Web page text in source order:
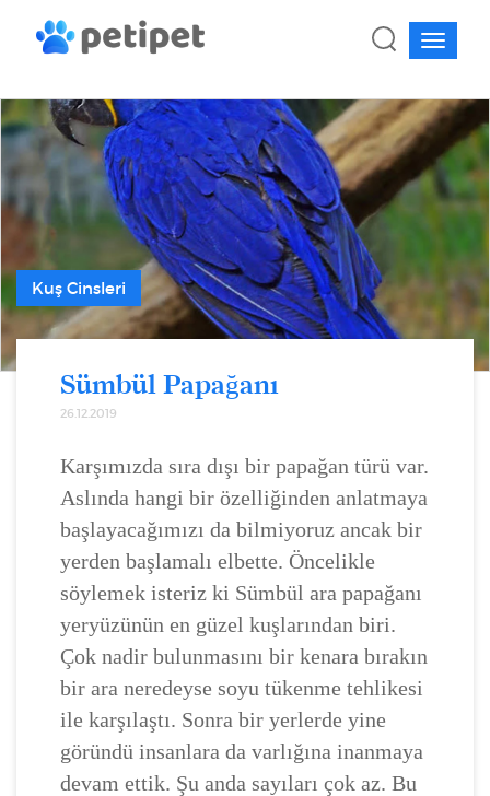
Kuş Cinsleri
Sümbül Papağanı
26.12.2019
Karşımızda sıra dışı bir papağan türü var.
Aslında hangi bir özelliğinden anlatmaya
başlayacağımızı da bilmiyoruz ancak bir
yerden başlamalı elbette. Öncelikle
söylemek isteriz ki Sümbül ara papağanı
yeryüzünün en güzel kuşlarından biri.
Çok nadir bulunmasını bir kenara bırakın
bir ara neredeyse soyu tükenme tehlikesi
ile karşılaştı. Sonra bir yerlerde yine
göründü insanlara da varlığına inanmaya
devam ettik. Şu anda sayıları çok az. Bu